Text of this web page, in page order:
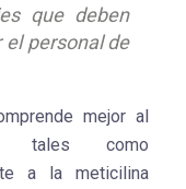
que deben
personal de
mejor al
tales como
a la meticilina